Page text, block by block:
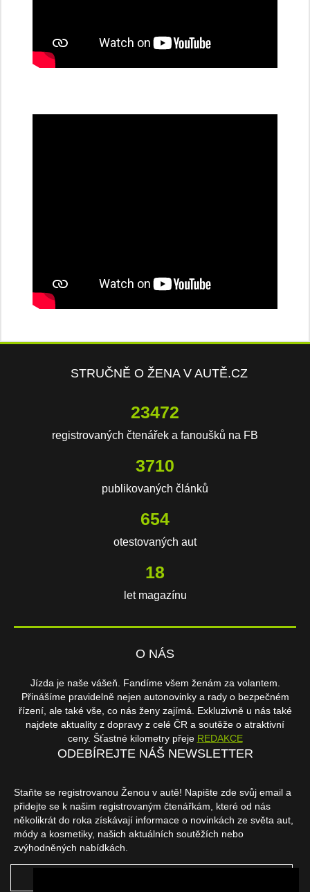
STRUČNĚ O ŽENA V AUTĚ.CZ
23472
registrovaných čtenářek a fanoušků na FB
3710
publikovaných článků
654
otestovaných aut
18
let magazínu
O NÁS
Jízda je naše vášeň. Fandíme všem ženám za volantem.
Přinášíme pravidelně nejen autonovinky a rady o bezpečném
řízení, ale také vše, co nás ženy zajímá. Exkluzivně u nás také
najdete aktuality z dopravy z celé ČR a soutěže o atraktivní
ceny. Šťastné kilometry přeje REDAKCE
ODEBÍREJTE NÁŠ NEWSLETTER
Staňte se registrovanou Ženou v autě! Napište zde svůj email a
přidejte se k našim registrovaným čtenářkám, které od nás
několikrát do roka získávají informace o novinkách ze světa aut,
módy a kosmetiky, našich aktuálních soutěžích nebo
zvýhodněných nabídkách.